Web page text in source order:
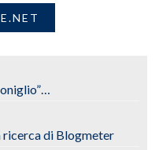
ricerca di Blogmeter